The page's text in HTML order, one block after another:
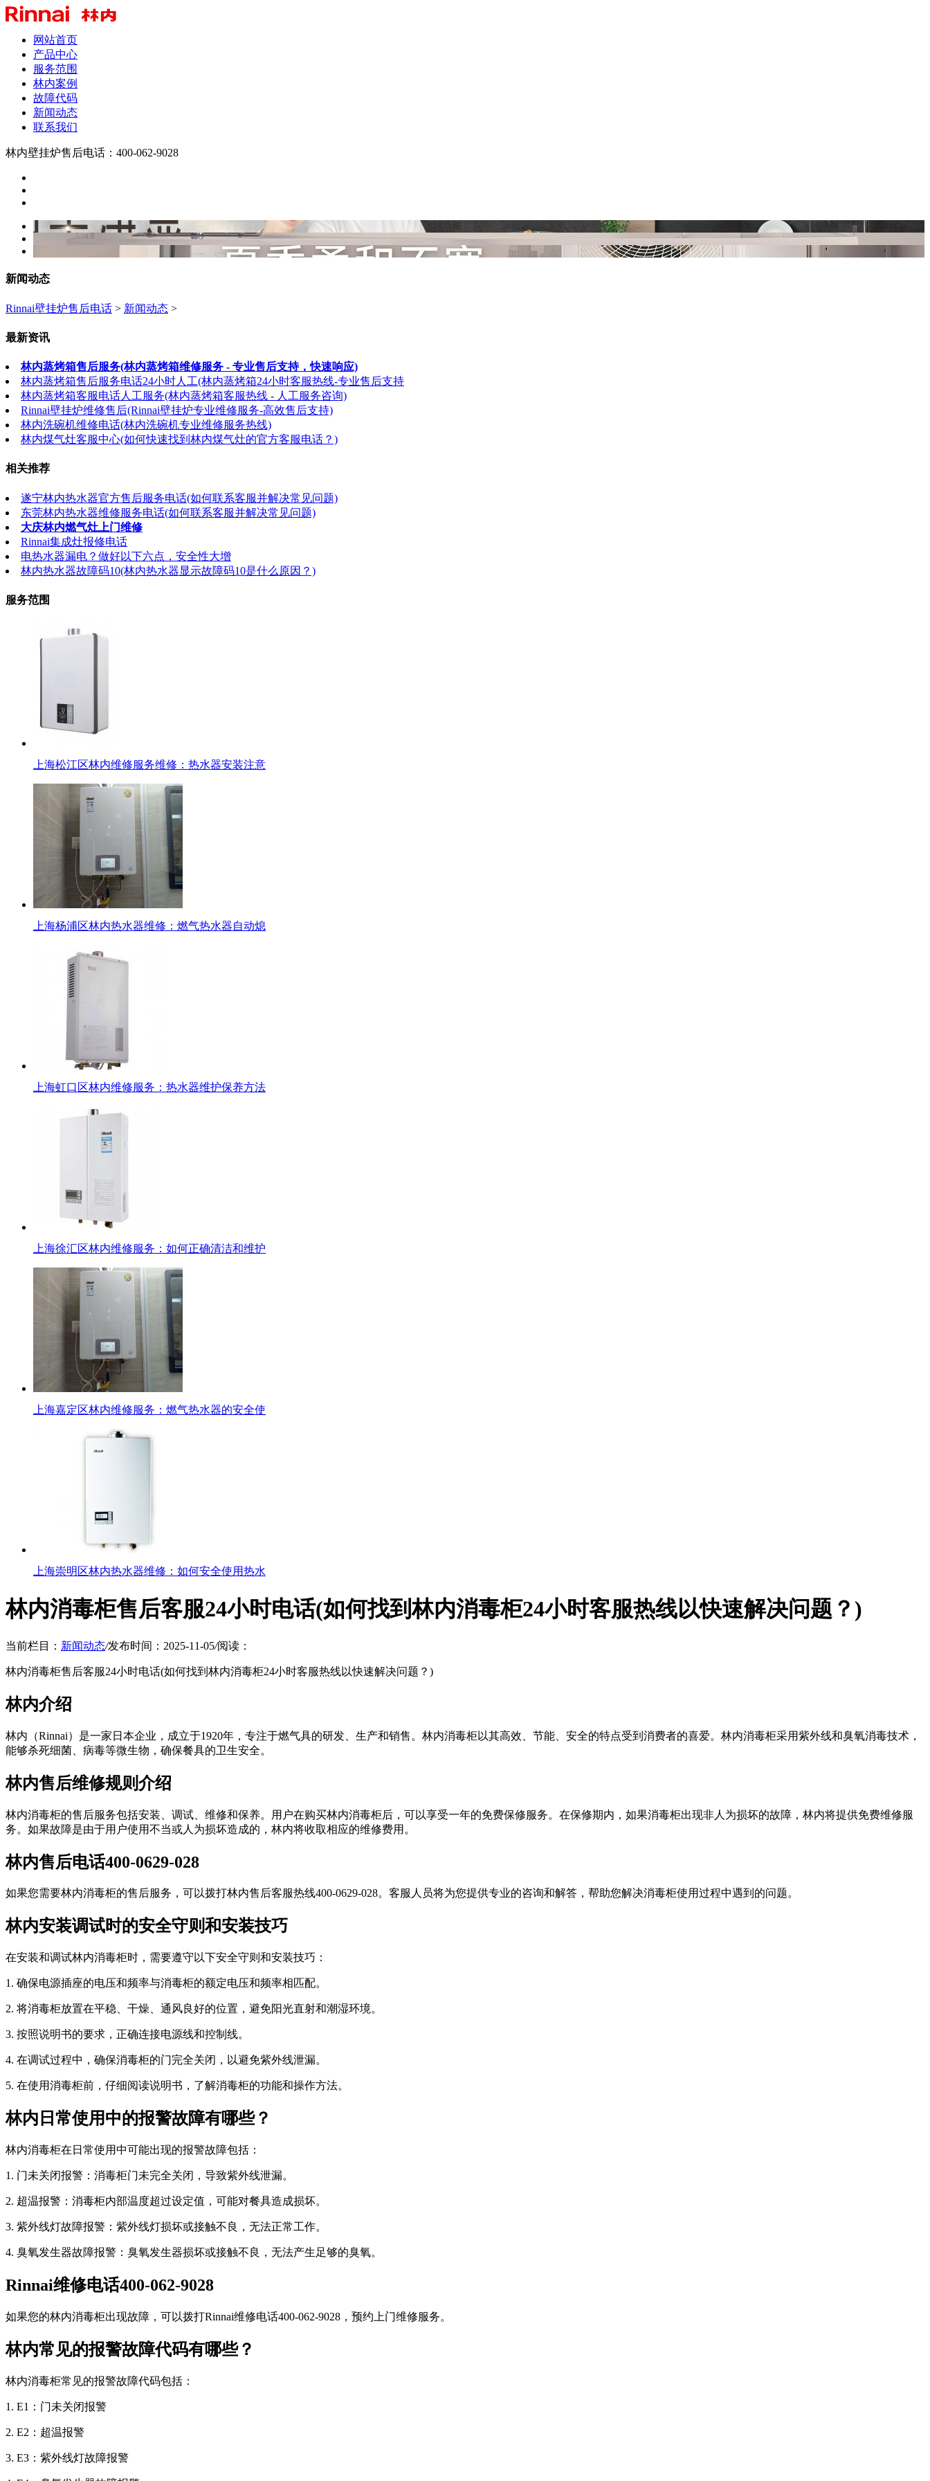
网站首页
产品中心
服务范围
林内案例
故障代码
新闻动态
联系我们
林内壁挂炉售后电话：400-062-9028
新闻动态
Rinnai壁挂炉售后电话 > 新闻动态 >
最新资讯
林内蒸烤箱售后服务(林内蒸烤箱维修服务 - 专业售后支持，快速响应)
林内蒸烤箱售后服务电话24小时人工(林内蒸烤箱24小时客服热线-专业售后支持
林内蒸烤箱客服电话人工服务(林内蒸烤箱客服热线 - 人工服务咨询)
Rinnai壁挂炉维修售后(Rinnai壁挂炉专业维修服务-高效售后支持)
林内洗碗机维修电话(林内洗碗机专业维修服务热线)
林内煤气灶客服中心(如何快速找到林内煤气灶的官方客服电话？)
相关推荐
遂宁林内热水器官方售后服务电话(如何联系客服并解决常见问题)
东莞林内热水器维修服务电话(如何联系客服并解决常见问题)
大庆林内燃气灶上门维修
Rinnai集成灶报修电话
电热水器漏电？做好以下六点，安全性大增
林内热水器故障码10(林内热水器显示故障码10是什么原因？)
服务范围
上海松江区林内维修服务维修：热水器安装注意
上海杨浦区林内热水器维修：燃气热水器自动熄
上海虹口区林内维修服务：热水器维护保养方法
上海徐汇区林内维修服务：如何正确清洁和维护
上海嘉定区林内维修服务：燃气热水器的安全使
上海崇明区林内热水器维修：如何安全使用热水
林内消毒柜售后客服24小时电话(如何找到林内消毒柜24小时客服热线以快速解决问题？)
当前栏目： 新闻动态/发布时间：2025-11-05/阅读：
林内消毒柜售后客服24小时电话(如何找到林内消毒柜24小时客服热线以快速解决问题？)
林内介绍
林内（Rinnai）是一家日本企业，成立于1920年，专注于燃气具的研发、生产和销售。林内消毒柜以其高效、节能、安全的特点受到消费者的喜爱。林内消毒柜采用紫外线和臭氧消毒技术，
能够杀死细菌、病毒等微生物，确保餐具的卫生安全。
林内售后维修规则介绍
林内消毒柜的售后服务包括安装、调试、维修和保养。用户在购买林内消毒柜后，可以享受一年的免费保修服务。在保修期内，如果消毒柜出现非人为损坏的故障，林内将提供免费维修服
务。如果故障是由于用户使用不当或人为损坏造成的，林内将收取相应的维修费用。
林内售后电话400-0629-028
如果您需要林内消毒柜的售后服务，可以拨打林内售后客服热线400-0629-028。客服人员将为您提供专业的咨询和解答，帮助您解决消毒柜使用过程中遇到的问题。
林内安装调试时的安全守则和安装技巧
在安装和调试林内消毒柜时，需要遵守以下安全守则和安装技巧：
1. 确保电源插座的电压和频率与消毒柜的额定电压和频率相匹配。
2. 将消毒柜放置在平稳、干燥、通风良好的位置，避免阳光直射和潮湿环境。
3. 按照说明书的要求，正确连接电源线和控制线。
4. 在调试过程中，确保消毒柜的门完全关闭，以避免紫外线泄漏。
5. 在使用消毒柜前，仔细阅读说明书，了解消毒柜的功能和操作方法。
林内日常使用中的报警故障有哪些？
林内消毒柜在日常使用中可能出现的报警故障包括：
1. 门未关闭报警：消毒柜门未完全关闭，导致紫外线泄漏。
2. 超温报警：消毒柜内部温度超过设定值，可能对餐具造成损坏。
3. 紫外线灯故障报警：紫外线灯损坏或接触不良，无法正常工作。
4. 臭氧发生器故障报警：臭氧发生器损坏或接触不良，无法产生足够的臭氧。
Rinnai维修电话400-062-9028
如果您的林内消毒柜出现故障，可以拨打Rinnai维修电话400-062-9028，预约上门维修服务。
林内常见的报警故障代码有哪些？
林内消毒柜常见的报警故障代码包括：
1. E1：门未关闭报警
2. E2：超温报警
3. E3：紫外线灯故障报警